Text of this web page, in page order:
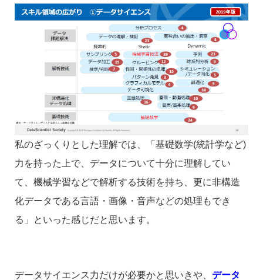
私のざっくりとした理解では、「基礎数学(統計学など)
力を持った上で、データについて十分に理解してい
て、機械学習などで解析する技術を持ち、更に非構造
化データである言語・画像・音声などの処理もでき
る」といった感じだと思います。
データサイエンス力だけが必要かと思いきや、 データ